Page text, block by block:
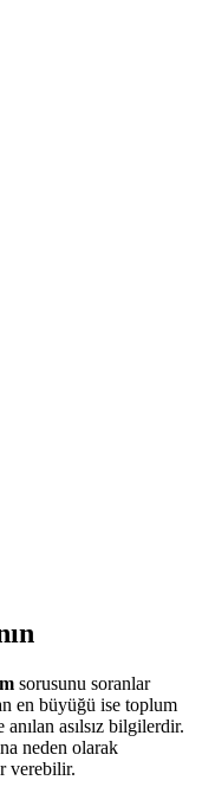
sorusunu soranlar
en büyüğü ise toplum
asılsız bilgilerdir.
neden olarak
verebilir.